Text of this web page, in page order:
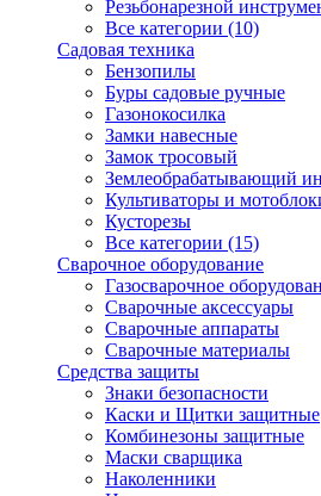
Резьбонарезной
Все категории (10)
Садовая техника
Бензопилы
Буры садовые ручные
Газонокосилка
Замки навесные
Замок тросовый
Землеобрабатывающий
Культиваторы и
Кусторезы
Все категории (15)
Сварочное оборудование
Газосварочное
Сварочные аксессуары
Сварочные аппараты
Сварочные материалы
Средства защиты
Знаки безопасности
Каски и Щитки защитные
Комбинезоны защитные
Маски сварщика
Наколенники